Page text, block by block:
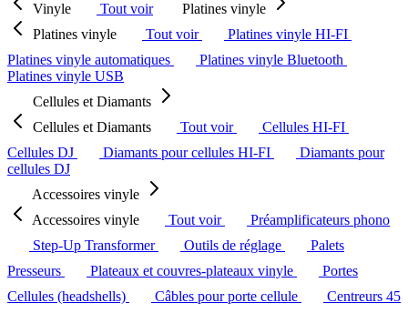
Vinyle
Tout voir
Platines vinyle
Platines vinyle
Tout voir
Platines vinyle HI-FI
Platines vinyle automatiques
Platines vinyle Bluetooth
Platines vinyle USB
Cellules et Diamants
Cellules et Diamants
Tout voir
Cellules HI-FI
Cellules DJ
Diamants pour cellules HI-FI
Diamants pour
cellules DJ
Accessoires vinyle
Accessoires vinyle
Tout voir
Préamplificateurs phono
Step-Up Transformer
Outils de réglage
Palets
Presseurs
Plateaux et couvres-plateaux vinyle
Portes
Cellules (headshells)
Câbles pour porte cellule
Centreurs 45